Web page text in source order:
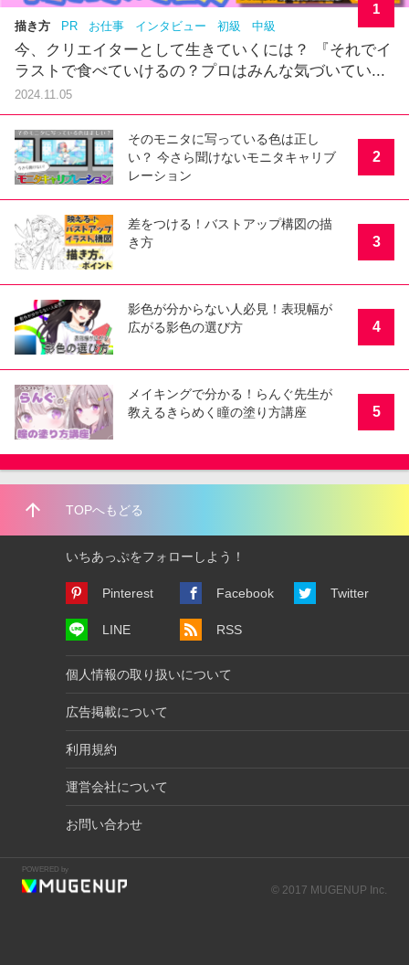
描き方 PR お仕事 インタビュー 初級 中級
今、クリエイターとして生きていくには？ 『それでイ
ラストで食べていけるの？プロはみんな気づいてい...
2024.11.05
1
そのモニタに写っている色は正し
い？ 今さら聞けないモニタキャリブ
レーション
2
差をつける！バストアップ構図の描
き方
3
影色が分からない人必見！表現幅が
広がる影色の選び方
4
メイキングで分かる！らんぐ先生が
教えるきらめく瞳の塗り方講座
5
arrow_upward TOPへもどる
いちあっぷをフォローしよう！
Pinterest Facebook Twitter
LINE RSS
個人情報の取り扱いについて
広告掲載について
利用規約
運営会社について
お問い合わせ
POWERED by
© 2017 MUGENUP Inc.